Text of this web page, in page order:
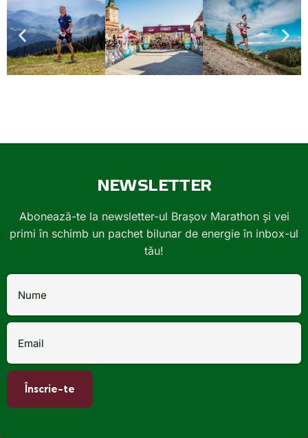
NEWSLETTER
Abonează-te la newsletter-ul Brașov Marathon și vei
primi în schimb un pachet bilunar de energie în inbox-ul
tău!